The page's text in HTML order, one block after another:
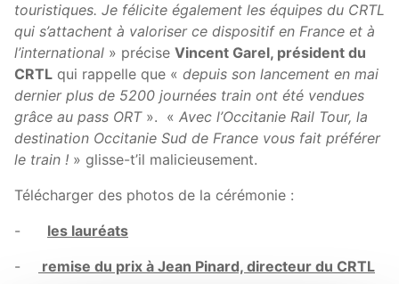
touristiques. Je félicite également les équipes du CRTL
qui s’attachent à valoriser ce dispositif en France et à
l’international » précise Vincent Garel, président du
CRTL qui rappelle que « depuis son lancement en mai
dernier plus de 5200 journées train ont été vendues
grâce au pass ORT». « Avec l’Occitanie Rail Tour, la
destination Occitanie Sud de France vous fait préférer
le train ! » glisse-t’il malicieusement.
Télécharger des photos de la cérémonie :
- les lauréats
-
remise du prix à Jean Pinard, directeur du CRTL